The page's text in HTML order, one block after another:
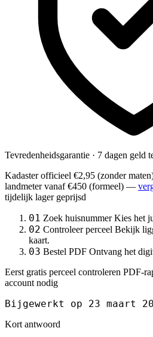
Tevredenheidsgarantie · 7 dagen geld
Kadaster officieel €2,95 (zonder
landmetervanaf €450 (formeel) —
tijdelijk lager geprijsd
01 Zoek huisnummer Kies het
02 Controleer perceel Bekijk
kaart.
03 Bestel PDF Ontvang het
Eerst gratis perceel controleren PDF-
account nodig
Bijgewerkt op 23 maart
Kort antwoord